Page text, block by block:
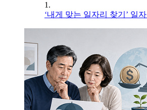
1.
‘내게 맞는 일자리 찾기’ 일